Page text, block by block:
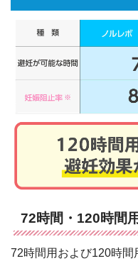
72時間・120時間
72時間用および120時間